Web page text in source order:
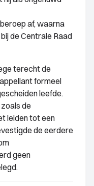
af, waarna
de Centrale Raad
terecht de
formeel
leefde.
de
leiden tot een
de eerdere
geen